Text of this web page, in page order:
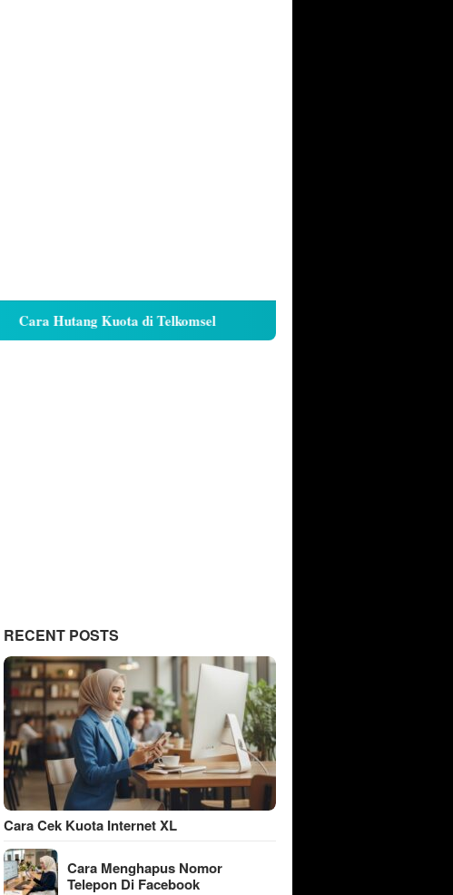
Cara Hutang Kuota di Telkomsel
RECENT POSTS
Cara Cek Kuota Internet XL
Cara Menghapus Nomor
Telepon Di Facebook